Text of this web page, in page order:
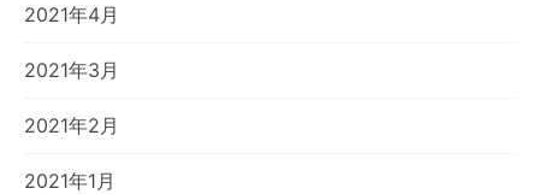
2021年4月
2021年3月
2021年2月
2021年1月